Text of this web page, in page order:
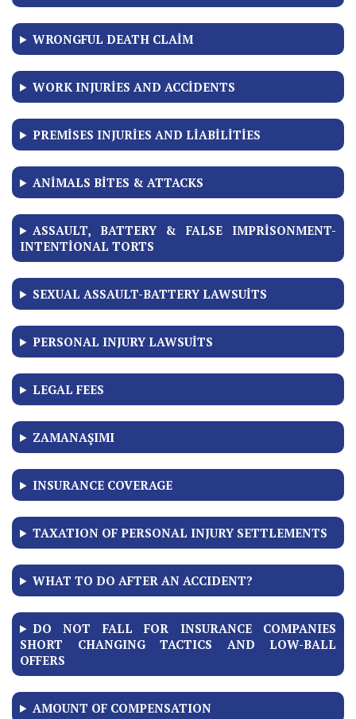
WRONGFUL DEATH CLAIM
WORK INJURIES AND ACCIDENTS
PREMISES INJURIES AND LIABILITIES
ANIMALS BITES & ATTACKS
ASSAULT, BATTERY & FALSE IMPRISONMENT-
INTENTIONAL TORTS
SEXUAL ASSAULT-BATTERY LAWSUITS
PERSONAL INJURY LAWSUITS
LEGAL FEES
ZAMANAŞIMI
INSURANCE COVERAGE
TAXATION OF PERSONAL INJURY SETTLEMENTS
WHAT TO DO AFTER AN ACCIDENT?
DO NOT FALL FOR INSURANCE COMPANIES
SHORT CHANGING TACTICS AND LOW-BALL
OFFERS
AMOUNT OF COMPENSATION